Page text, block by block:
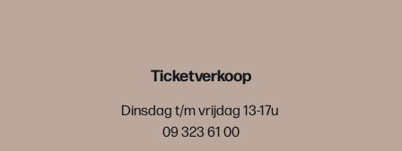
Ticketverkoop
Dinsdag t/m vrijdag 13-17u
09 323 61 00